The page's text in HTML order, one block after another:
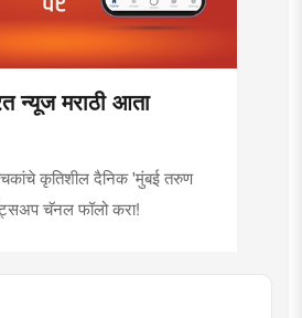
न्यूज मराठी आता
कृतिशील दैनिक 'मुंबई तरुण
चॅनल फॉलो करा!